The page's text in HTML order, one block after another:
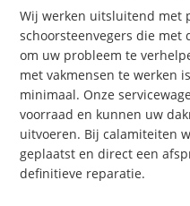
Wij werken uitsluitend met
schoorsteenvegers die met
om uw probleem te
met vakmensen te werken
minimaal. Onze
voorraad en kunnen uw
uitvoeren. Bij calamiteiten
geplaatst en direct een
definitieve reparatie.